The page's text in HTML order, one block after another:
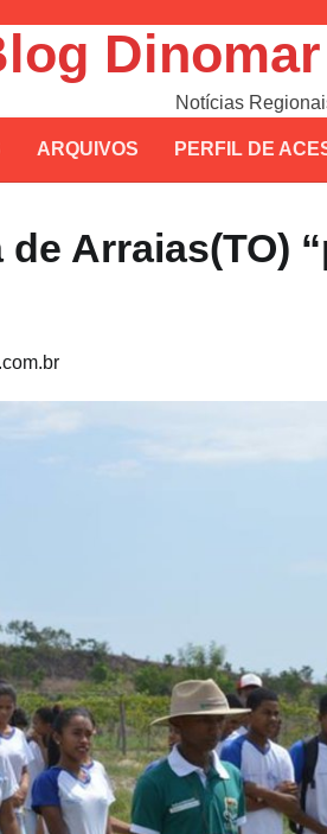
Notícias
ARQUIVOS PERFIL DE
Arraias(TO)